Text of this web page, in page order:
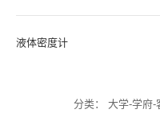
液体密度计
分类： 大学-学府-